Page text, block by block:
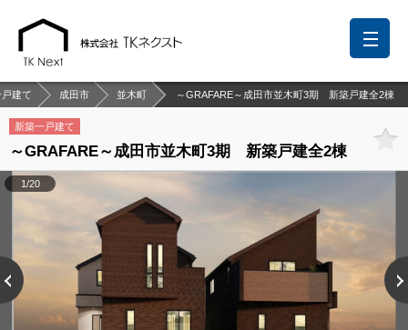
建て 成田市 並木町 ～GRAFARE～成田市並木町3期 新築戸建全2棟
新築一戸建て
～GRAFARE～成田市並木町3期 新築戸建全2棟
1/20
前回の履歴 検討リスト 保存した検索条件
中国語での対応も可能です
お問い合わせ
営業メールは固くお断りします
お知らせ